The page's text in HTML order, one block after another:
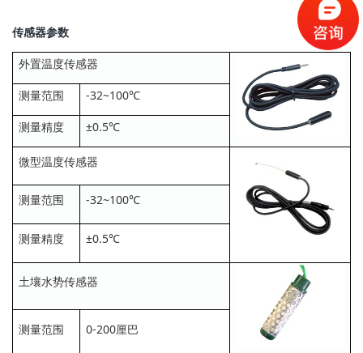
传感器参数
外置温度传感器
测量范围 -32~100℃
测量精度 ±0.5℃
微型温度传感器
测量范围 -32~100℃
测量精度 ±0.5℃
土壤水势传感器
测量范围 0-200厘巴